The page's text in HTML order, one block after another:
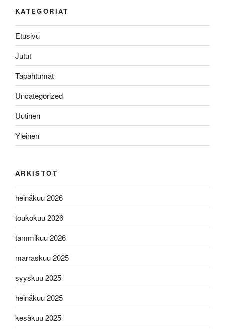
KATEGORIAT
Etusivu
Jutut
Tapahtumat
Uncategorized
Uutinen
Yleinen
ARKISTOT
heinäkuu 2026
toukokuu 2026
tammikuu 2026
marraskuu 2025
syyskuu 2025
heinäkuu 2025
kesäkuu 2025